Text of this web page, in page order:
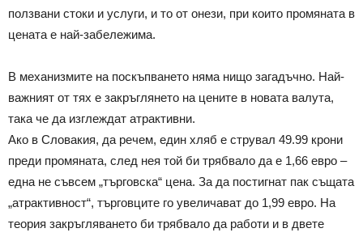
ползвани стоки и услуги, и то от онези, при които промяната в
цената е най-забележима.
В механизмите на поскъпването няма нищо загадъчно. Най-
важният от тях е закръглянето на цените в новата валута,
така че да изглеждат атрактивни.
Ако в Словакия, да речем, един хляб е струвал 49.99 крони
преди промяната, след нея той би трябвало да е 1,66 евро –
една не съвсем „търговска“ цена. За да постигнат пак същата
„атрактивност“, търговците го увеличават до 1,99 евро. На
теория закръгляването би трябвало да работи и в двете